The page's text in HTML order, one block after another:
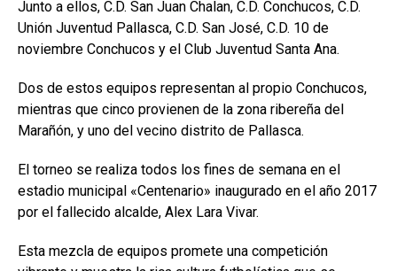
Junto a ellos, C.D. San Juan Chalan, C.D. Conchucos, C.D.
Unión Juventud Pallasca, C.D. San José, C.D. 10 de
noviembre Conchucos y el Club Juventud Santa Ana.
Dos de estos equipos representan al propio Conchucos,
mientras que cinco provienen de la zona ribereña del
Marañón, y uno del vecino distrito de Pallasca.
El torneo se realiza todos los fines de semana en el
estadio municipal «Centenario» inaugurado en el año 2017
por el fallecido alcalde, Alex Lara Vivar.
Esta mezcla de equipos promete una competición